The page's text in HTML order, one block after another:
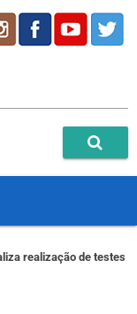
realização de testes